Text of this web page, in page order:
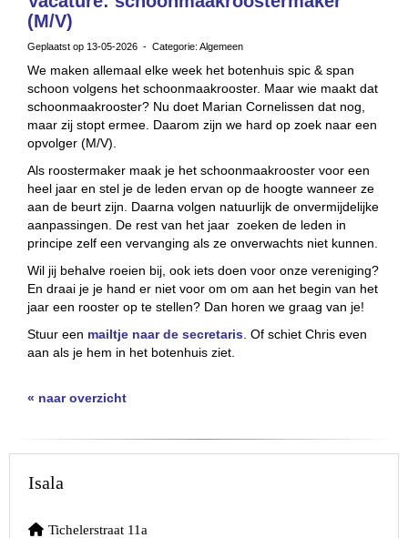
(M/V)
Geplaatst op 13-05-2026 - Categorie: Algemeen
We maken allemaal elke week het botenhuis spic & span
schoon volgens het schoonmaakrooster. Maar wie maakt dat
schoonmaakrooster? Nu doet Marian Cornelissen dat nog,
maar zij stopt ermee. Daarom zijn we hard op zoek naar een
opvolger (M/V).
Als roostermaker maak je het schoonmaakrooster voor een
heel jaar en stel je de leden ervan op de hoogte wanneer ze
aan de beurt zijn. Daarna volgen natuurlijk de onvermijdelijke
aanpassingen. De rest van het jaar zoeken de leden in
principe zelf een vervanging als ze onverwachts niet kunnen.
Wil jij behalve roeien bij, ook iets doen voor onze vereniging?
En draai je je hand er niet voor om om aan het begin van het
jaar een rooster op te stellen? Dan horen we graag van je!
Stuur een mailtje naar de secretaris . Of schiet Chris even
aan als je hem in het botenhuis ziet.
« naar overzicht
Isala
Tichelerstraat 11a